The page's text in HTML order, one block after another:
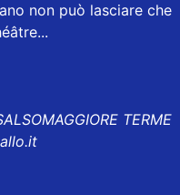
non può lasciare che
TERME